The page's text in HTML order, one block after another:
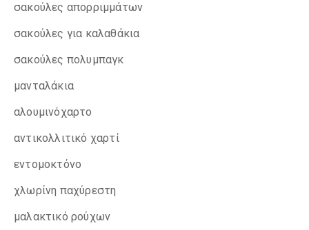
σακούλες απορριμμάτων
σακούλες για καλαθάκια
σακούλες πολυμπαγκ
μανταλάκια
αλουμινόχαρτο
αντικολλιτικό χαρτί
εντομοκτόνο
χλωρίνη παχύρεστη
μαλακτικό ρούχων